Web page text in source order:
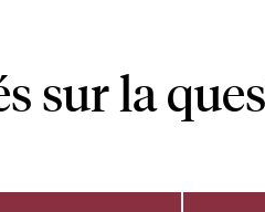
sur la